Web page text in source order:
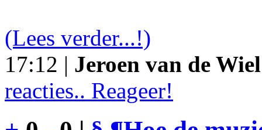
(Lees verder...!)
17:12 | Jeroen van de Wiel
reacties.. Reageer!